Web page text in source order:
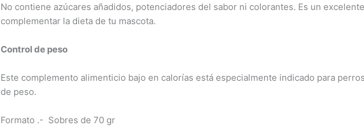
No contiene azúcares añadidos, potenciadores del sabor ni colorantes. Es un
complementar la dieta de tu mascota.
Control de peso
Este complemento alimenticio bajo en calorías está especialmente indicado para
de peso.
Formato .- Sobres de 70 gr